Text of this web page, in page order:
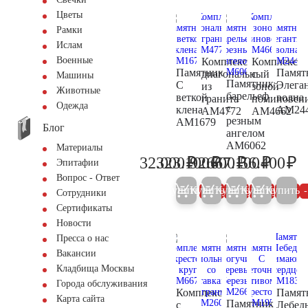
Цветы
Рамки
Ислам
Военные
Машины
Животные
Одежда
Блог
Материалы
Эпитафии
Вопрос - Ответ
Сотрудники
Сертификаты
Новости
Пресса о нас
Вакансии
Кладбища Москвы
Города обслуживания
Карта сайта
Памятник
С
веткой
клена
AM1679
33.700
32.000₽
Купить 5%
Комплекс
диагональный
из
гранита
AM4772
340.100
323.100₽
Купить 5%
Памятник
барельеф
с
резным
ангелом
AM6062
97.500
92.600₽
Купить 5%
Комплекс
с
зоной
AM4662
702.200
667.100₽
Купить 5%
волна
56.400₽
Купить
Комплекс
с
Памятник